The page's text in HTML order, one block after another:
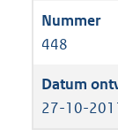
448
27-10-